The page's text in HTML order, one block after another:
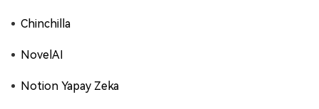
Chinchilla
NovelAI
Notion Yapay Zeka